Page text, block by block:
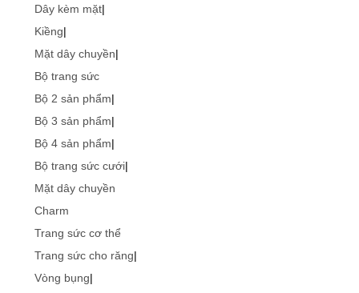
Dây kèm mặt|
Kiềng|
Mặt dây chuyền|
Bộ trang sức
Bộ 2 sản phẩm|
Bộ 3 sản phẩm|
Bộ 4 sản phẩm|
Bộ trang sức cưới|
Mặt dây chuyền
Charm
Trang sức cơ thể
Trang sức cho răng|
Vòng bụng|